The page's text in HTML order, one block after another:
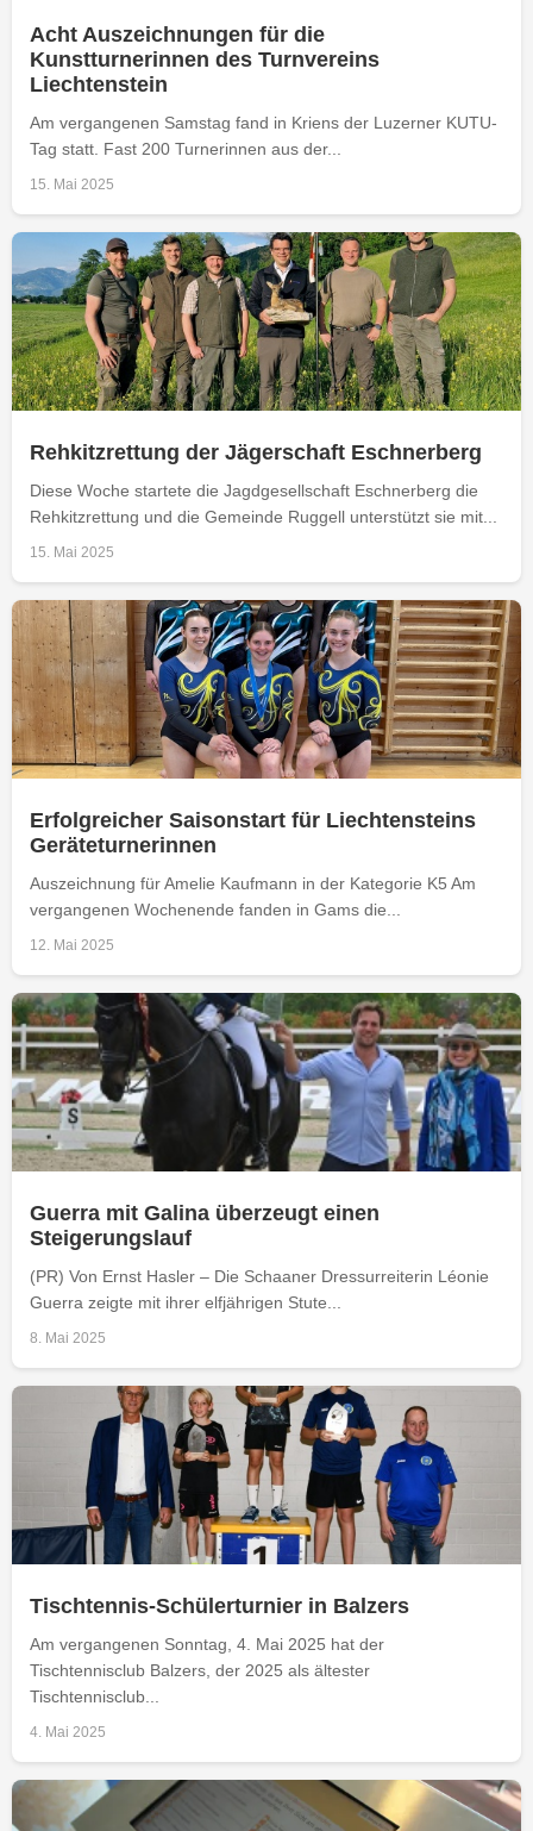
Acht Auszeichnungen für die
Kunstturnerinnen des Turnvereins
Liechtenstein
Am vergangenen Samstag fand in Kriens der Luzerner KUTU-
Tag statt. Fast 200 Turnerinnen aus der...
15. Mai 2025
Rehkitzrettung der Jägerschaft Eschnerberg
Diese Woche startete die Jagdgesellschaft Eschnerberg die
Rehkitzrettung und die Gemeinde Ruggell unterstützt sie mit...
15. Mai 2025
Erfolgreicher Saisonstart für Liechtensteins
Geräteturnerinnen
Auszeichnung für Amelie Kaufmann in der Kategorie K5 Am
vergangenen Wochenende fanden in Gams die...
12. Mai 2025
Guerra mit Galina überzeugt einen
Steigerungslauf
(PR) Von Ernst Hasler – Die Schaaner Dressurreiterin Léonie
Guerra zeigte mit ihrer elfjährigen Stute...
8. Mai 2025
Tischtennis-Schülerturnier in Balzers
Am vergangenen Sonntag, 4. Mai 2025 hat der
Tischtennisclub Balzers, der 2025 als ältester
Tischtennisclub...
4. Mai 2025